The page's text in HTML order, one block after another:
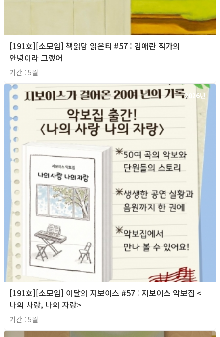
[191호][소모임] 책읽당 읽은티 #57 : 김애란 작가의
안녕이라 그랬어
기간 : 5월
2026년
[191호][소모임] 이달의 지보이스 #57 : 지보이스 악보집 <
나의 사랑, 나의 자랑>
기간 : 5월